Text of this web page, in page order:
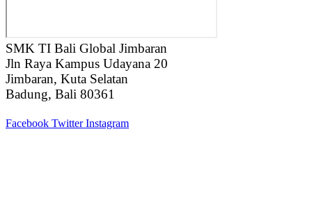
SMK TI Bali Global Jimbaran
Jln Raya Kampus Udayana 20
Jimbaran, Kuta Selatan
Badung, Bali 80361
Facebook Twitter Instagram